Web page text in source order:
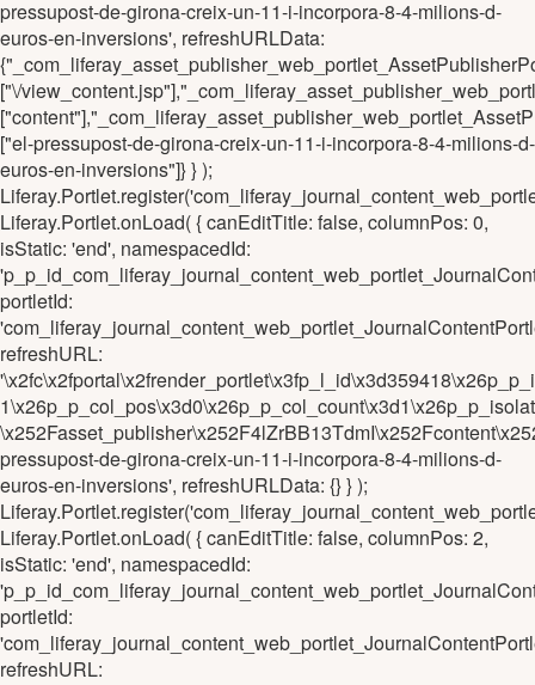
pressupost-de-girona-creix-un-11-i-incorpora-8-4-milions-d-
euros-en-inversions', refreshURLData:
["\/
["el-pressupost-de-girona-creix-un-11-i-incorpora-8-4-milions-d-
euros-en-inversions"]} } );
Liferay.Portlet.onLoad( { canEditTitle: false, columnPos: 0,
isStatic: 'end', namespacedId:
portletId:
refreshURL:
pressupost-de-girona-creix-un-11-i-incorpora-8-4-milions-d-
euros-en-inversions', refreshURLData: {} } );
Liferay.Portlet.onLoad( { canEditTitle: false, columnPos: 2,
isStatic: 'end', namespacedId:
portletId:
refreshURL: